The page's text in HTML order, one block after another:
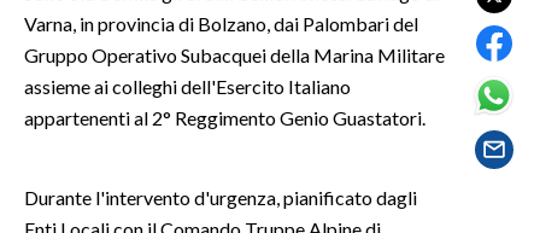
SPETTACOLI
GOSSIP
SARDEGNA TURISMO
Varna, in provincia di Bolzano, dai Palombari del
Gruppo Operativo Subacquei della Marina Militare
assieme ai colleghi dell'Esercito Italiano
appartenenti al 2° Reggimento Genio Guastatori.
Durante l'intervento d'urgenza, pianificato dagli